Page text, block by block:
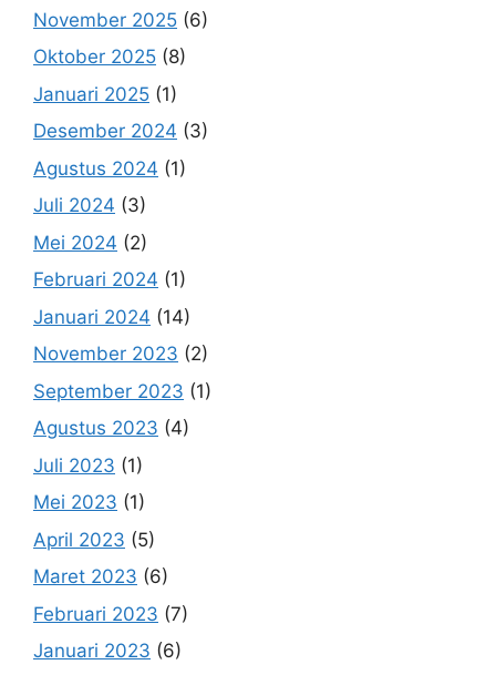
November 2025 (6)
Oktober 2025 (8)
Januari 2025 (1)
Desember 2024 (3)
Agustus 2024 (1)
Juli 2024 (3)
Mei 2024 (2)
Februari 2024 (1)
Januari 2024 (14)
November 2023 (2)
September 2023 (1)
Agustus 2023 (4)
Juli 2023 (1)
Mei 2023 (1)
April 2023 (5)
Maret 2023 (6)
Februari 2023 (7)
Januari 2023 (6)